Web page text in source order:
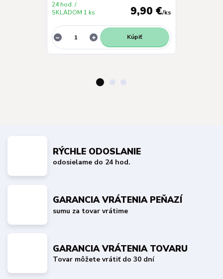
9,90 €/ks
24 hod. /
SKLADOM 1 ks
Kúpiť
RÝCHLE ODOSLANIE
odosielame do 24 hod.
GARANCIA VRÁTENIA PEŇAZÍ
sumu za tovar vrátime
GARANCIA VRÁTENIA TOVARU
Tovar môžete vrátiť do 30 dní